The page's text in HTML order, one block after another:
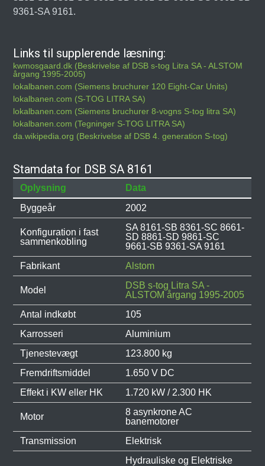
9361-SA 9161.
Links til supplerende læsning:
kwmosgaard.dk (Beskrivelse af DSB s-tog Litra SA - ALSTOM
årgang 1995-2005)
lokalbanen.com (Siemens bruchurer 120 Eight-Car Units)
lokalbanen.com (S-TOG LITRA SA)
lokalbanen.com (Siemens bruchurer 8-vogns S-tog litra SA)
lokalbanen.com (Tegninger S-TOG LITRA SA)
da.wikipedia.org (Beskrivelse af DSB 4. generation S-tog)
Stamdata for DSB SA 8161
Oplysning
Data
Byggeår
2002
Konfiguration i fast
sammenkobling
SA 8161-SB 8361-SC 8661-
SD 8861-SD 9861-SC
9661-SB 9361-SA 9161
Fabrikant
Alstom
Model
DSB s-tog Litra SA -
ALSTOM årgang 1995-2005
Antal indkøbt
105
Karrosseri
Aluminium
Tjenestevægt
123.800 kg
Fremdriftsmiddel
1.650 V DC
Effekt i KW eller HK
1.720 kW / 2.300 HK
Motor
8 asynkrone AC
banemotorer
Transmission
Elektrisk
Hydrauliske og Elektriske